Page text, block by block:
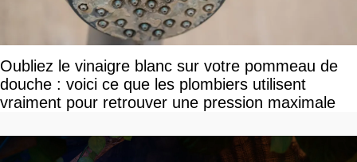
Oubliez le vinaigre blanc sur votre pommeau de
douche : voici ce que les plombiers utilisent
vraiment pour retrouver une pression maximale